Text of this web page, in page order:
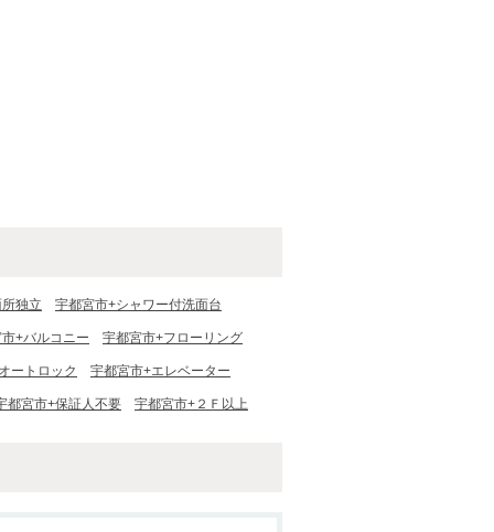
独立 宇都宮市+シャワー付洗面台
+バルコニー 宇都宮市+フローリング
ートロック 宇都宮市+エレベーター
都宮市+保証人不要 宇都宮市+２Ｆ以上